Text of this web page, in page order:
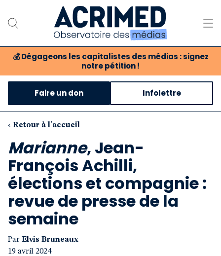
💰 Dégageons les capitalistes des médias : signez
notre pétition !
Notre association
Notre critique des médias
Nos propositions
Notre revue
Boutique
Faire un don Infolettre
‹ Retour à l'accueil
Marianne, Jean-
François Achilli,
élections et compagnie :
revue de presse de la
semaine
Par Elvis Bruneaux
19 avril 2024